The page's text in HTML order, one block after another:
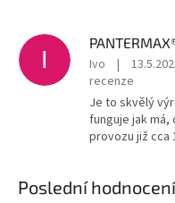
I Ivo |
recenze
Je to skvělý
funguje jak má,
provozu již cca
Poslední hodnocení